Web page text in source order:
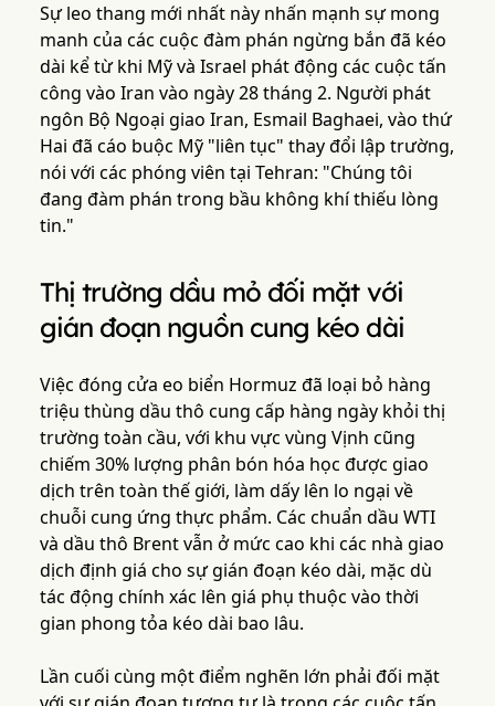
Sự leo thang mới nhất này nhấn mạnh sự mong
manh của các cuộc đàm phán ngừng bắn đã kéo
dài kể từ khi Mỹ và Israel phát động các cuộc tấn
công vào Iran vào ngày 28 tháng 2. Người phát
ngôn Bộ Ngoại giao Iran, Esmail Baghaei, vào thứ
Hai đã cáo buộc Mỹ "liên tục" thay đổi lập trường,
nói với các phóng viên tại Tehran: "Chúng tôi
đang đàm phán trong bầu không khí thiếu lòng
tin."
Thị trường dầu mỏ đối mặt với
gián đoạn nguồn cung kéo dài
Việc đóng cửa eo biển Hormuz đã loại bỏ hàng
triệu thùng dầu thô cung cấp hàng ngày khỏi thị
trường toàn cầu, với khu vực vùng Vịnh cũng
chiếm 30% lượng phân bón hóa học được giao
dịch trên toàn thế giới, làm dấy lên lo ngại về
chuỗi cung ứng thực phẩm. Các chuẩn dầu WTI
và dầu thô Brent vẫn ở mức cao khi các nhà giao
dịch định giá cho sự gián đoạn kéo dài, mặc dù
tác động chính xác lên giá phụ thuộc vào thời
gian phong tỏa kéo dài bao lâu.
Lần cuối cùng một điểm nghẽn lớn phải đối mặt